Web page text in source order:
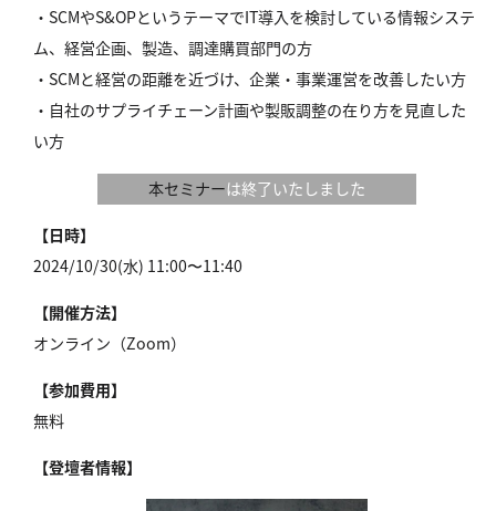
・SCMやS&OPというテーマでIT導入を検討している情報システ
ム、経営企画、製造、調達購買部門の方
・SCMと経営の距離を近づけ、企業・事業運営を改善したい方
・自社のサプライチェーン計画や製販調整の在り方を見直した
い方
本セミナーは終了いたしました
【日時】
2024/10/30(水) 11:00〜11:40
【開催方法】
オンライン（Zoom）
【参加費用】
無料
【登壇者情報】